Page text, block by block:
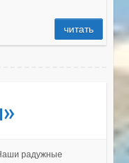
читать
радужные